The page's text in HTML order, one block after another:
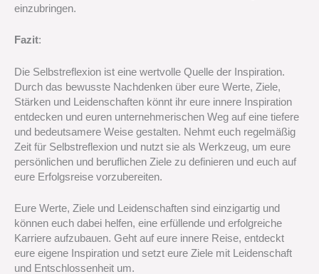
einzubringen.
Fazit:
Die Selbstreflexion ist eine wertvolle Quelle der Inspiration.
Durch das bewusste Nachdenken über eure Werte, Ziele,
Stärken und Leidenschaften könnt ihr eure innere Inspiration
entdecken und euren unternehmerischen Weg auf eine tiefere
und bedeutsamere Weise gestalten. Nehmt euch regelmäßig
Zeit für Selbstreflexion und nutzt sie als Werkzeug, um eure
persönlichen und beruflichen Ziele zu definieren und euch auf
eure Erfolgsreise vorzubereiten.
Eure Werte, Ziele und Leidenschaften sind einzigartig und
können euch dabei helfen, eine erfüllende und erfolgreiche
Karriere aufzubauen. Geht auf eure innere Reise, entdeckt
eure eigene Inspiration und setzt eure Ziele mit Leidenschaft
und Entschlossenheit um.